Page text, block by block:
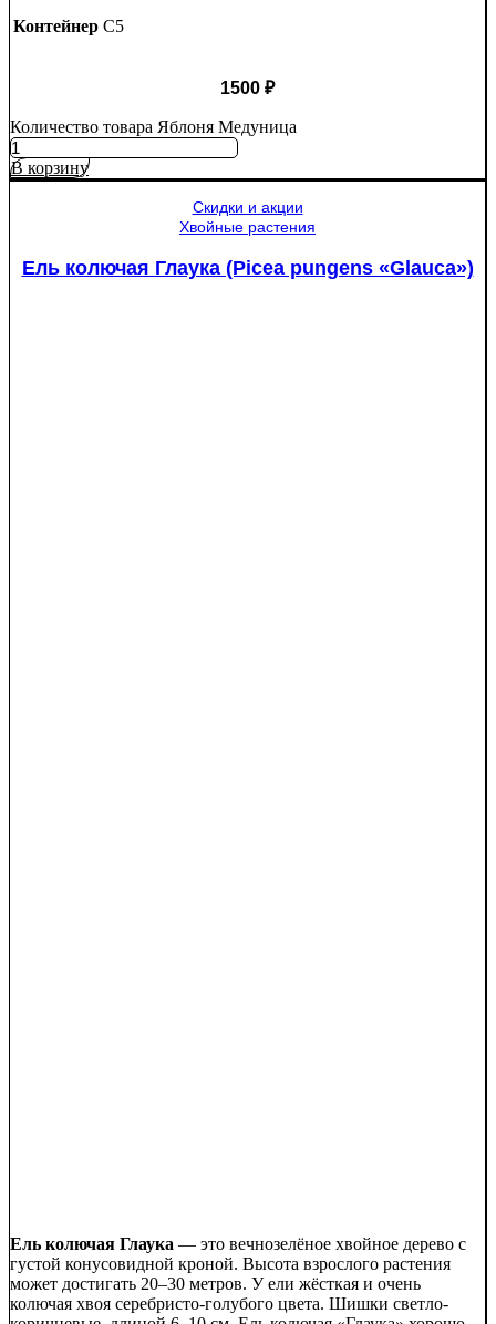
Контейнер C5
1500 ₽
Количество товара Яблоня Медуница
В корзину
Скидки и акции
Хвойные растения
Ель колючая Глаука (Picea pungens «Glauca»)
Ель колючая Глаука — это вечнозелёное хвойное дерево с
густой конусовидной кроной. Высота взрослого растения
может достигать 20–30 метров. У ели жёсткая и очень
колючая хвоя серебристо-голубого цвета. Шишки светло-